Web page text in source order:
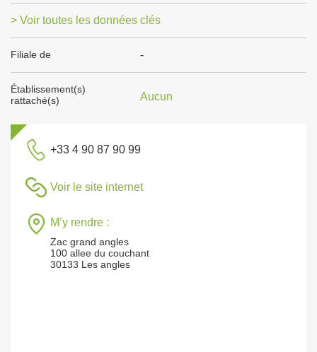
> Voir toutes les données clés
Filiale de -
Établissement(s)
rattaché(s)
Aucun
+33 4 90 87 90 99
Voir le site internet
M’y rendre :
Zac grand angles
100 allee du couchant
30133 Les angles